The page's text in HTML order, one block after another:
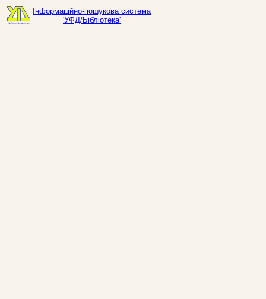
Інформаційно-пошукова система
'УФД/Бібліотека'